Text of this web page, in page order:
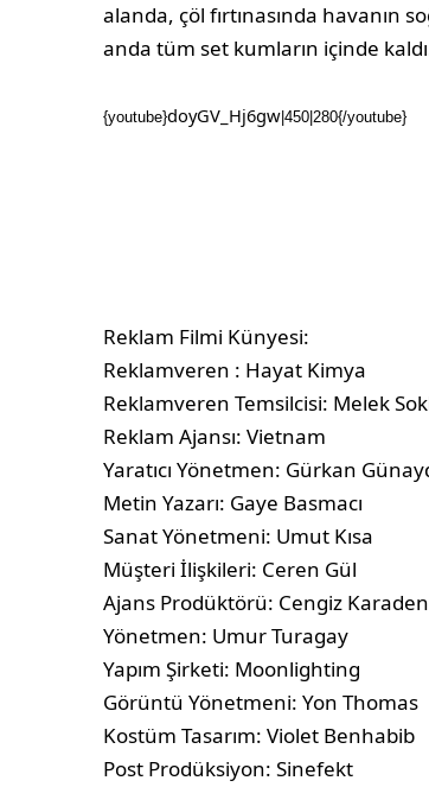
alanda, çöl fırtınasında havanın
anda tüm set kumların içinde
{youtube}doyGV_Hj6gw |450|280{/youtube}
Reklam Filmi Künyesi:
Reklamveren : Hayat Kimya
Reklamveren Temsilcisi: Melek
Reklam Ajansı: Vietnam
Yaratıcı Yönetmen: Gürkan
Metin Yazarı: Gaye Basmacı
Sanat Yönetmeni: Umut Kısa
Müşteri İlişkileri: Ceren Gül
Ajans Prodüktörü: Cengiz
Yönetmen: Umur Turagay
Yapım Şirketi: Moonlighting
Görüntü Yönetmeni: Yon Thomas
Kostüm Tasarım: Violet Benhabib
Post Prodüksiyon: Sinefekt